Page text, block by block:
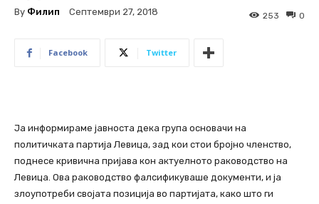
By Филип Септември 27, 2018 0
253
Facebook Twitter
Ја информираме јавноста дека група основачи на
политичката партија Левица, зад кои стои бројно членство,
поднесе кривична пријава кон актуелното раководство на
Левица. Ова раководство фалсификуваше документи, и ја
злоупотреби својата позиција во партијата, како што ги